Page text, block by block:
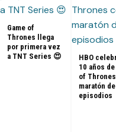
Game of
Thrones llega
por primera vez
a TNT Series 😍
HBO
10 años de
of
maratón de
episodios